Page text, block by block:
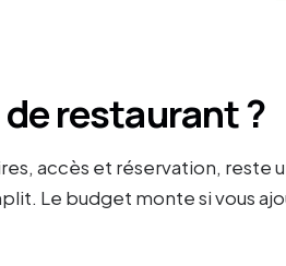
restaurant ?
accès et réservation, reste
Le budget monte si vous